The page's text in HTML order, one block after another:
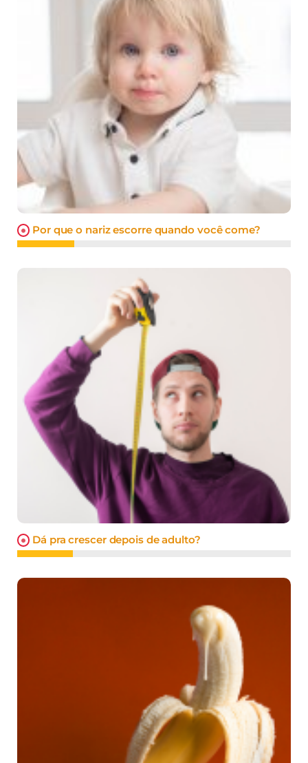
Por que o nariz escorre quando você come?
Dá pra crescer depois de adulto?